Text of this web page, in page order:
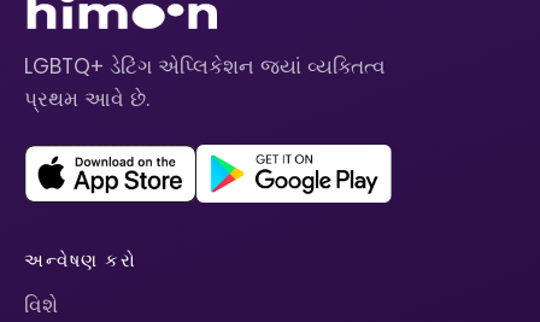
LGBTQ+ ડેટિંગ એપ્લિકેશન જ્યાં વ્યક્તિત્વ
પ્રથમ આવે છે.
અન્વેષણ કરો
વિશે